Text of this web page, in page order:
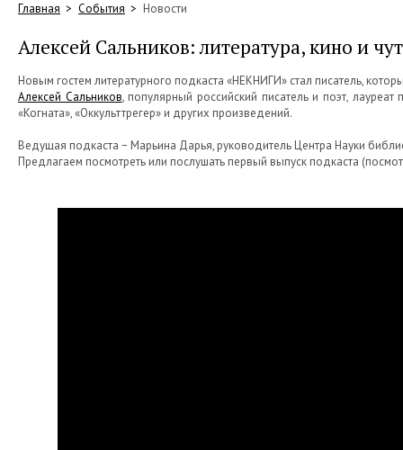
Главная События Новости
Алексей Сальников: литература, кино и
Новым гостем литературного подкаста «НЕКНИГИ» стал писатель,
Алексей Сальников, популярный российский писатель и поэт,
«Когната», «Оккульттрегер» и других произведений.
Ведущая подкаста − Марьина Дарья, руководитель Центра Науки
Предлагаем посмотреть или послушать первый выпуск подкаста